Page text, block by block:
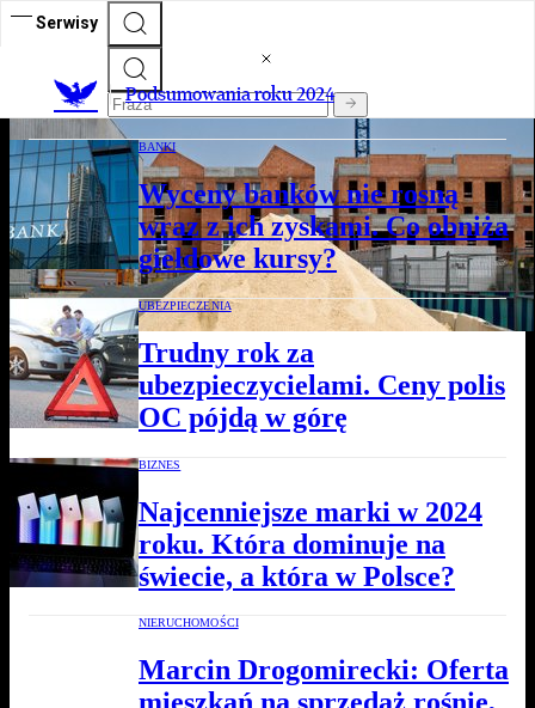
Serwisy
Podsumowania roku 2024
NIERUCHOMOŚCI
Dlaczego wciąż powstają
mikrokawalerki?
BANKI
Wyceny banków nie rosną
wraz z ich zyskami. Co obniża
giełdowe kursy?
UBEZPIECZENIA
Trudny rok za
ubezpieczycielami. Ceny polis
OC pójdą w górę
BIZNES
Najcenniejsze marki w 2024
roku. Która dominuje na
świecie, a która w Polsce?
NIERUCHOMOŚCI
Marcin Drogomirecki: Oferta